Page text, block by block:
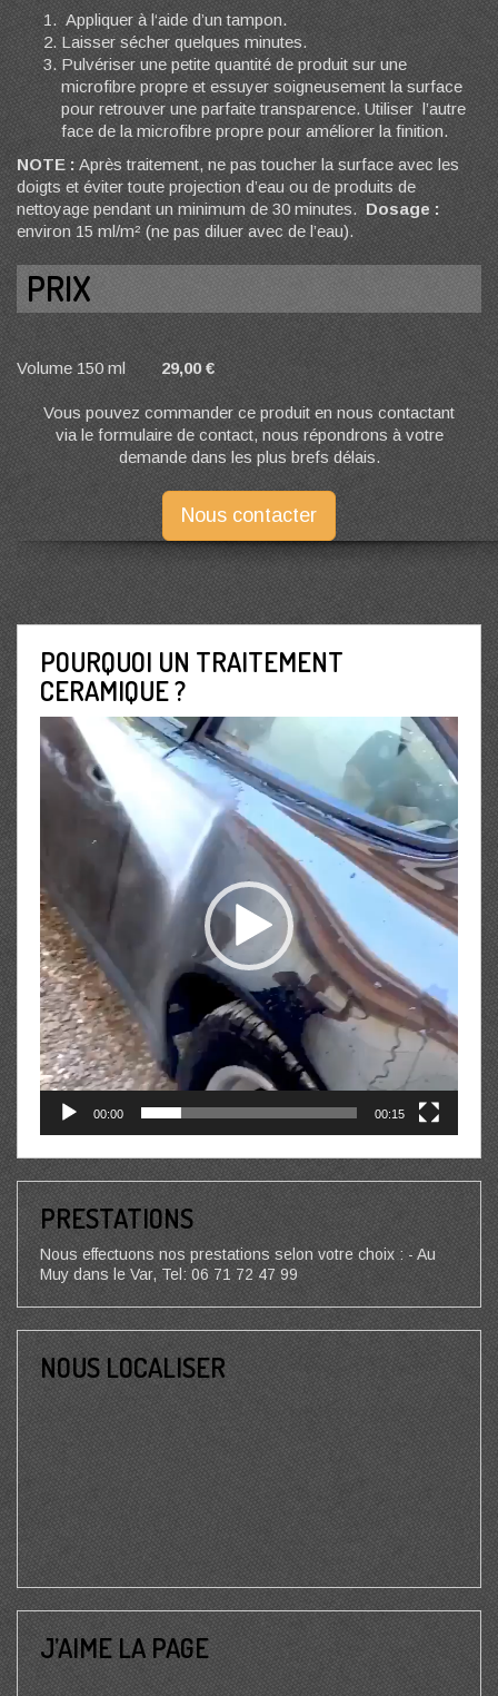
Appliquer à l‘aide d’un tampon.
Laisser sécher quelques minutes.
Pulvériser une petite quantité de produit sur une
microfibre propre et essuyer soigneusement la surface
pour retrouver une parfaite transparence. Utiliser l’autre
face de la microfibre propre pour améliorer la finition.
NOTE : Après traitement, ne pas toucher la surface avec les
doigts et éviter toute projection d’eau ou de produits de
nettoyage pendant un minimum de 30 minutes. Dosage :
environ 15 ml/m² (ne pas diluer avec de l’eau).
PRIX
Volume 150 ml 29,00 €
Vous pouvez commander ce produit en nous contactant
via le formulaire de contact, nous répondrons à votre
demande dans les plus brefs délais.
Nous contacter
POURQUOI UN TRAITEMENT
CERAMIQUE ?
Lecteur
vidéo
00:00 00:15
PRESTATIONS
Nous effectuons nos prestations selon votre choix : - Au
Muy dans le Var, Tel: 06 71 72 47 99
NOUS LOCALISER
J’AIME LA PAGE